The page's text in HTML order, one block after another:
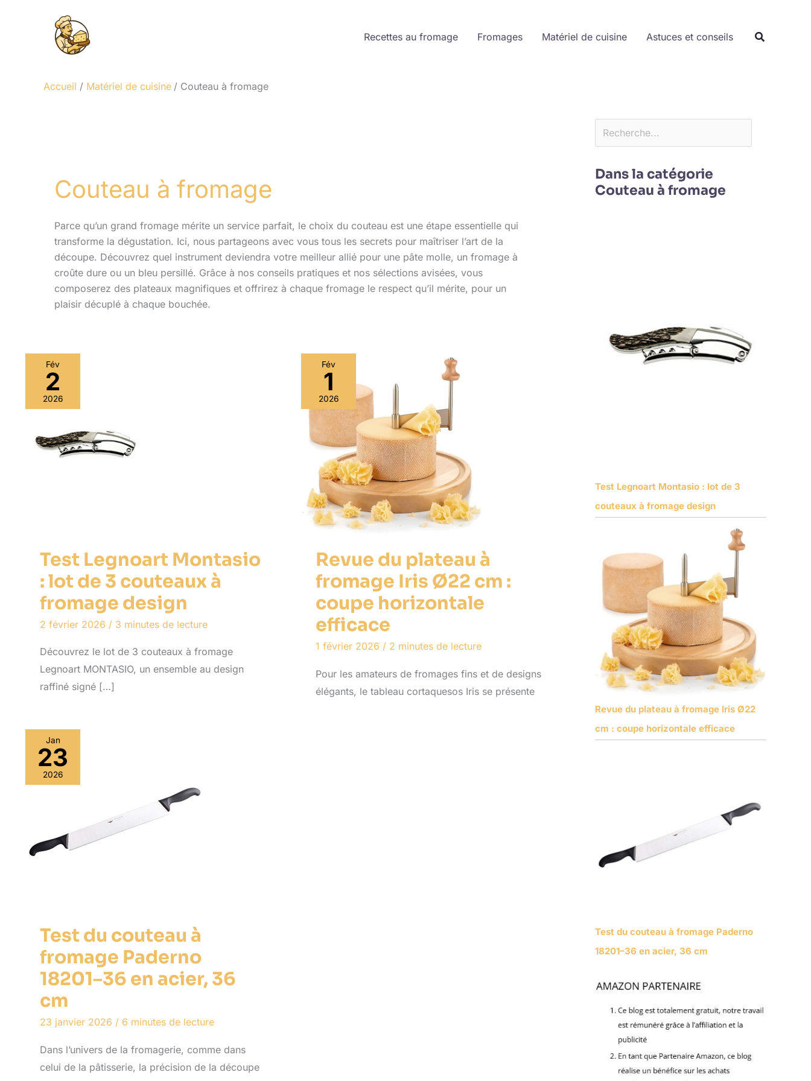
Recettes au fromage Fromages Matériel de cuisine Astuces et conseils
Accueil Matériel de cuisine Couteau à fromage
Couteau à fromage
Parce qu’un grand fromage mérite un service parfait, le choix du couteau est une étape essentielle qui
transforme la dégustation. Ici, nous partageons avec vous tous les secrets pour maîtriser l’art de la
découpe. Découvrez quel instrument deviendra votre meilleur allié pour une pâte molle, un fromage à
croûte dure ou un bleu persillé. Grâce à nos conseils pratiques et nos sélections avisées, vous
composerez des plateaux magnifiques et offrirez à chaque fromage le respect qu’il mérite, pour un
plaisir décuplé à chaque bouchée.
Fév
2
2026
Test Legnoart Montasio
: lot de 3 couteaux à
fromage design
2 février 2026 / 3 minutes de lecture
Découvrez le lot de 3 couteaux à fromage
Legnoart MONTASIO, un ensemble au design
raffiné signé […]
Fév
1
2026
Revue du plateau à
fromage Iris Ø22 cm :
coupe horizontale
efficace
1 février 2026 / 2 minutes de lecture
Pour les amateurs de fromages fins et de designs
élégants, le tableau cortaquesos Iris se présente
Jan
23
2026
Test du couteau à
fromage Paderno
18201–36 en acier, 36
cm
23 janvier 2026 / 6 minutes de lecture
Dans l’univers de la fromagerie, comme dans
celui de la pâtisserie, la précision de la découpe
Dans la catégorie
Couteau à fromage
Test Legnoart Montasio : lot de 3
couteaux à fromage design
Revue du plateau à fromage Iris Ø22
cm : coupe horizontale efficace
Test du couteau à fromage Paderno
18201–36 en acier, 36 cm